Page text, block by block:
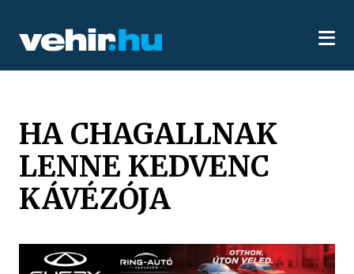
HA CHAGALLNAK
LENNE KEDVENC
KÁVÉZÓJA